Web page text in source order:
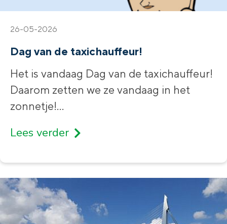
26-05-2026
Dag van de taxichauffeur!
Het is vandaag Dag van de taxichauffeur!
Daarom zetten we ze vandaag in het
zonnetje!...
Lees verder